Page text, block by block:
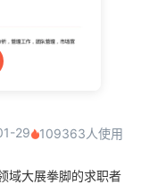
29 109363人使用
域大展拳脚的求职者